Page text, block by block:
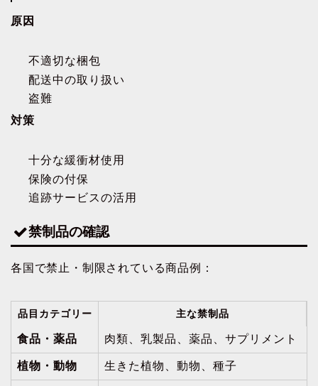
原因
不適切な梱包
配送中の取り扱い
盗難
対策
十分な緩衝材使用
保険の付保
追跡サービスの活用
禁制品の確認
各国で禁止・制限されている商品例：
品目カテゴリー 主な禁制品
食品・薬品 肉類、乳製品、薬品、サプリメント
植物・動物 生きた植物、動物、種子